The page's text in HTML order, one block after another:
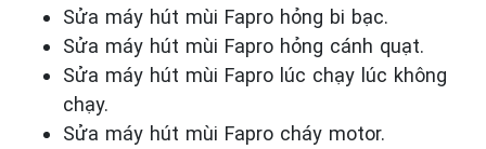
Sửa máy hút mùi Fapro hỏng bi bạc.
Sửa máy hút mùi Fapro hỏng cánh quạt.
Sửa máy hút mùi Fapro lúc chạy lúc không
chạy.
Sửa máy hút mùi Fapro cháy motor.